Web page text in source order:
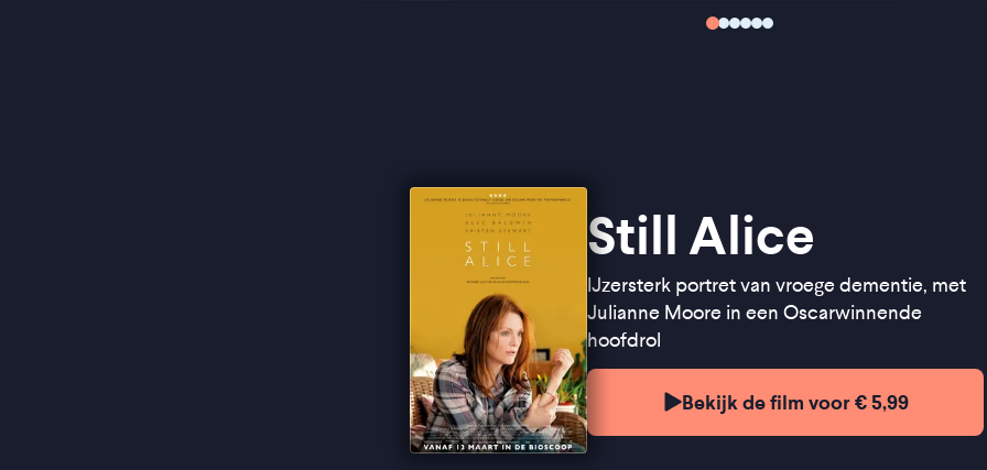
Still Alice
IJzersterk portret van vroege dementie, met
Julianne Moore in een Oscarwinnende
hoofdrol
Bekijk de film voor € 5,99